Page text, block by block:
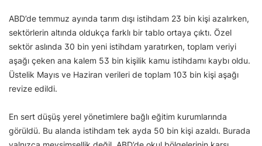
ABD’de temmuz ayında tarım dışı istihdam 23 bin kişi azalırken,
sektörlerin altında oldukça farklı bir tablo ortaya çıktı. Özel
sektör aslında 30 bin yeni istihdam yaratırken, toplam veriyi
aşağı çeken ana kalem 53 bin kişilik kamu istihdamı kaybı oldu.
Üstelik Mayıs ve Haziran verileri de toplam 103 bin kişi aşağı
revize edildi.
En sert düşüş yerel yönetimlere bağlı eğitim kurumlarında
görüldü. Bu alanda istihdam tek ayda 50 bin kişi azaldı. Burada